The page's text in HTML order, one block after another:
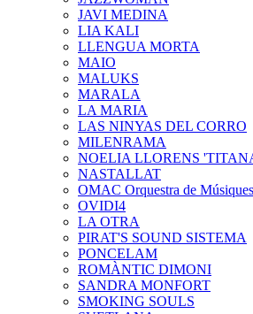
JAVI MEDINA
LIA KALI
LLENGUA MORTA
MAIO
MALUKS
MARALA
LA MARIA
LAS NINYAS DEL CORRO
MILENRAMA
NOELIA LLORENS
NASTALLAT
OMAC Orquestra de
OVIDI4
LA OTRA
PIRAT'S SOUND SISTEMA
PONCELAM
ROMÀNTIC DIMONI
SANDRA MONFORT
SMOKING SOULS